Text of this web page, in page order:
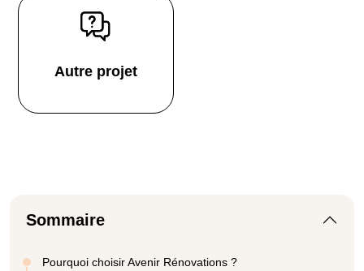
Autre projet
Sommaire
Pourquoi choisir Avenir Rénovations ?